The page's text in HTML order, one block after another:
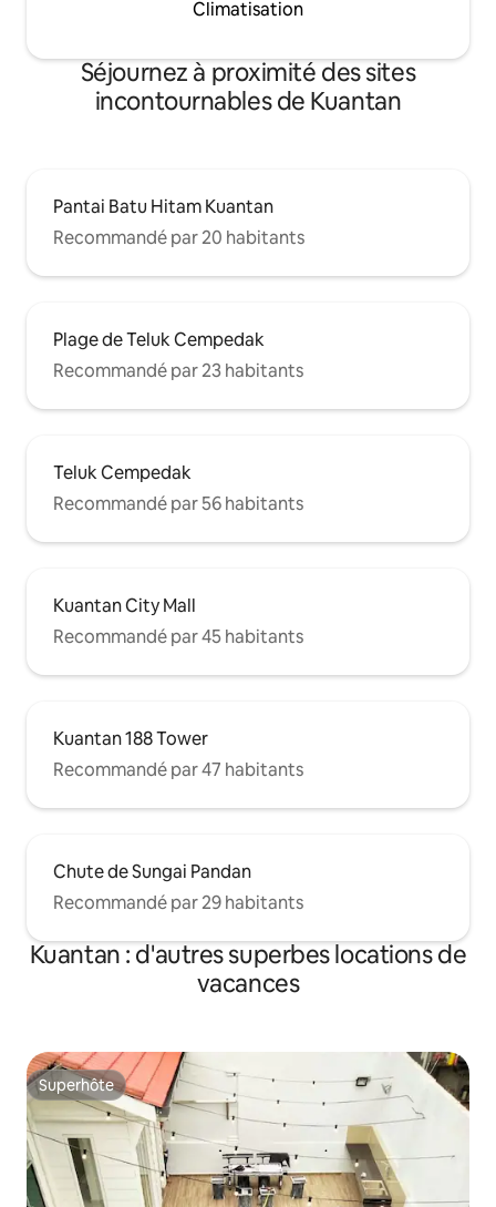
Climatisation
Séjournez à proximité des sites
incontournables de Kuantan
Pantai Batu Hitam Kuantan
Recommandé par 20 habitants
Plage de Teluk Cempedak
Recommandé par 23 habitants
Teluk Cempedak
Recommandé par 56 habitants
Kuantan City Mall
Recommandé par 45 habitants
Kuantan 188 Tower
Recommandé par 47 habitants
Chute de Sungai Pandan
Recommandé par 29 habitants
Kuantan : d'autres superbes locations de
vacances
Superhôte
Superhôte